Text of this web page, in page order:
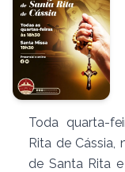
Toda quarta-
Rita de Cássia,
de Santa Rita